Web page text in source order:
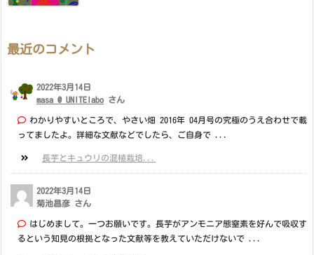
最近のコメント
2022年3月14日
masa @ UNITElabo さん
わかりやすいところで、やさい畑 2016年 04月号の究極のうえ合わせで載
ってましたよ。詳細な文献などでしたら、ご自身で ...
長芋とキュウリの混植栽培...
2022年3月14日
菊池昌彦 さん
はじめまして。一つお願いです。長芋がアンモニア態窒素を好んで吸収す
るという知見の根拠となった文献等を教えていただけないで ...